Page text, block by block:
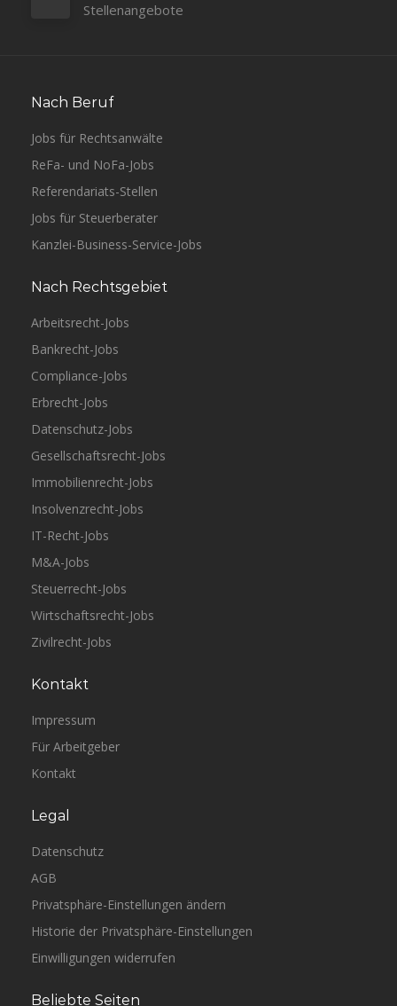
Stellenangebote
Nach Beruf
Jobs für Rechtsanwälte
ReFa- und NoFa-Jobs
Referendariats-Stellen
Jobs für Steuerberater
Kanzlei-Business-Service-Jobs
Nach Rechtsgebiet
Arbeitsrecht-Jobs
Bankrecht-Jobs
Compliance-Jobs
Erbrecht-Jobs
Datenschutz-Jobs
Gesellschaftsrecht-Jobs
Immobilienrecht-Jobs
Insolvenzrecht-Jobs
IT-Recht-Jobs
M&A-Jobs
Steuerrecht-Jobs
Wirtschaftsrecht-Jobs
Zivilrecht-Jobs
Kontakt
Impressum
Für Arbeitgeber
Kontakt
Legal
Datenschutz
AGB
Privatsphäre-Einstellungen ändern
Historie der Privatsphäre-Einstellungen
Einwilligungen widerrufen
Beliebte Seiten